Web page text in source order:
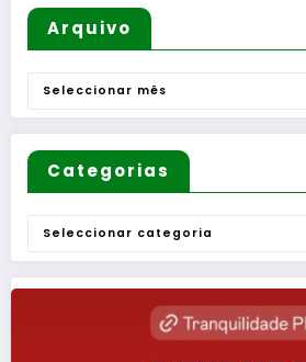
Arquivo
Arquivo
Categorias
Categorias